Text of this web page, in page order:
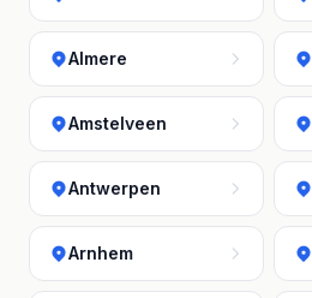
Almere
Amstelveen
Antwerpen
Arnhem